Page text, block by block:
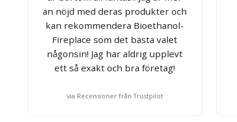
än nöjd med deras produkter och
kan rekommendera Bioethanol-
Fireplace som det bästa valet
någonsin! Jag har aldrig upplevt
ett så exakt och bra företag!
via Recensioner från Trustpilot